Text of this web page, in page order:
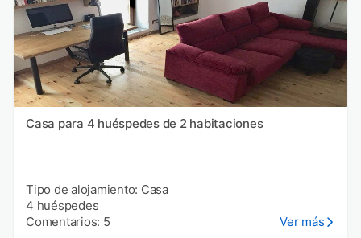
Casa para 4 huéspedes de 2 habitaciones
Tipo de alojamiento: Casa
4 huéspedes
Comentarios: 5
Ver más